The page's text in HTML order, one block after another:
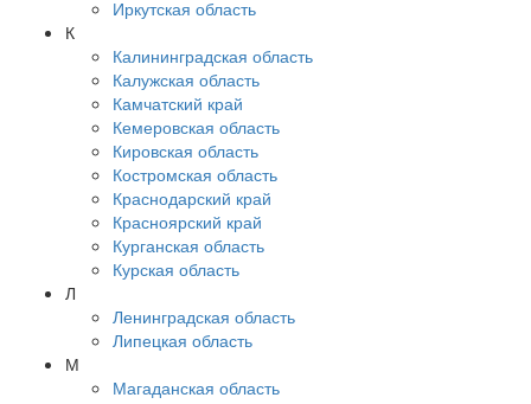
Иркутская область
К
Калининградская область
Калужская область
Камчатский край
Кемеровская область
Кировская область
Костромская область
Краснодарский край
Красноярский край
Курганская область
Курская область
Л
Ленинградская область
Липецкая область
М
Магаданская область